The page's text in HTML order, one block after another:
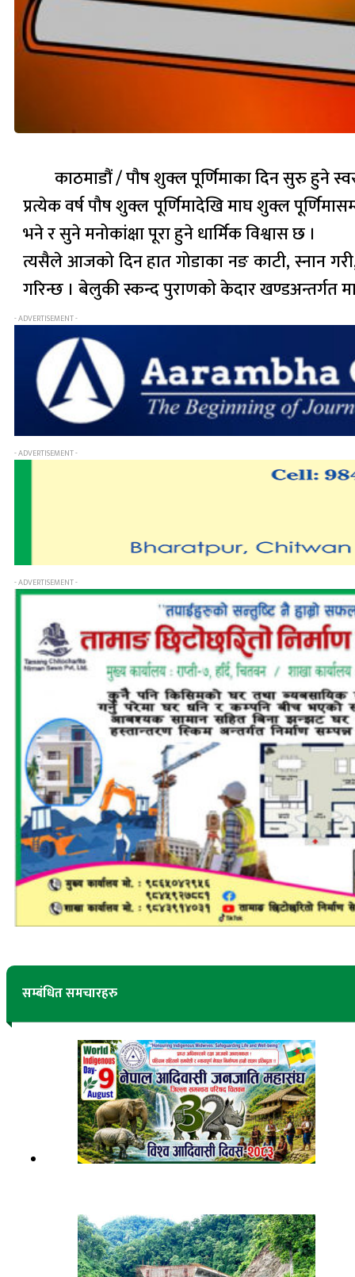
काठमाडौं / पौष शुक्ल पूर्णिमाका दिन सुरु हुने
प्रत्येक वर्ष पौष शुक्ल पूर्णिमादेखि माघ शुक्ल
भने र सुने मनोकांक्षा पूरा हुने धार्मिक विश्वास छ ।
त्यसैले आजको दिन हात गोडाका नङ काटी, स्नान
गरिन्छ । बेलुकी स्कन्द पुराणको केदार खण्डअन्तर्गत
- ADVERTISEMENT -
- ADVERTISEMENT -
- ADVERTISEMENT -
सम्बंधित समचारहरु